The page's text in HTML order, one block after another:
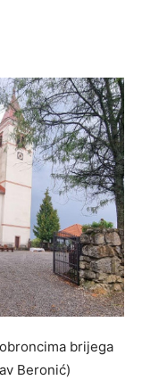
brijega
Beronić)